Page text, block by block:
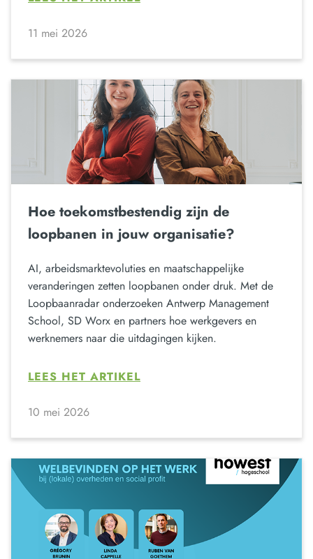
11 mei 2026
Hoe toekomstbestendig zijn de
loopbanen in jouw organisatie?
AI, arbeidsmarktevoluties en maatschappelijke
veranderingen zetten loopbanen onder druk. Met de
Loopbaanradar onderzoeken Antwerp Management
School, SD Worx en partners hoe werkgevers en
werknemers naar die uitdagingen kijken.
LEES HET ARTIKEL
10 mei 2026